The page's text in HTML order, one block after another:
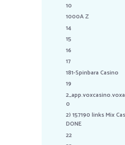
10
1000A Z
14
15
16
17
181-Spinbara Casino
19
0
2) 157190 links Mix
DONE
22